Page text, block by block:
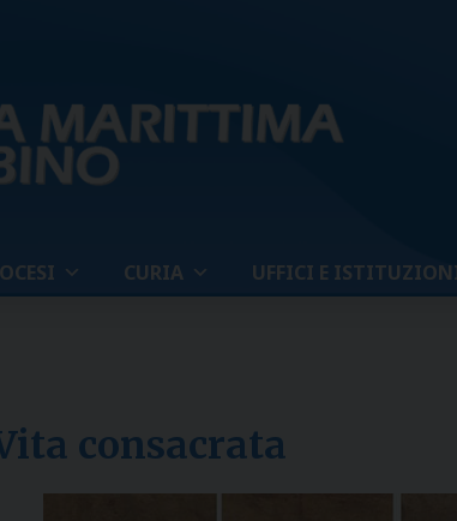
CURIA UFFICI E
consacrata